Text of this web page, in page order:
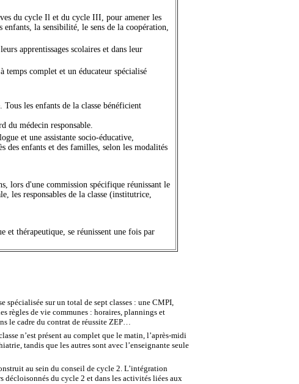
du cycle Il et du cycle III, pour amener les
la sensibilité, le sens de la coopération,
apprentissages scolaires et dans leur
complet et un éducateur spécialisé
les enfants de la classe bénéficient
du médecin responsable.
et une assistante socio-éducative,
des enfants et des familles, selon les modalités
lors d'une commission spécifique réunissant le
les responsables de la classe (institutrice,
et thérapeutique, se réunissent une fois par
spécialisée sur un total de sept classes : une CMPI,
règles de vie communes : horaires, plannings et
le cadre du contrat de réussite ZEP…
n’est présent au complet que le matin, l’après-midi
tandis que les autres sont avec l’enseignante seule
au sein du conseil de cycle 2. L’intégration
décloisonnés du cycle 2 et dans les activités liées aux